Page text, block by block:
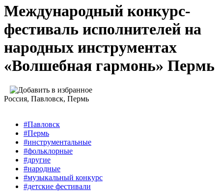
Международный конкурс-
фестиваль исполнителей на
народных инструментах
«Волшебная гармонь» Пермь
Россия, Павловск, Пермь
#Павловск
#Пермь
#инструментальные
#фольклорные
#другие
#народные
#музыкальный конкурс
#детские фестивали